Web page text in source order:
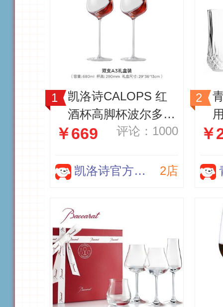
凯洛诗CALOPS 红
酒杯高脚杯波尔多葡
萄酒杯醒酒器套装家
水晶玻璃杯大号 A3
￥669 评论：1000
凯洛诗官方旗舰店 2店
￥